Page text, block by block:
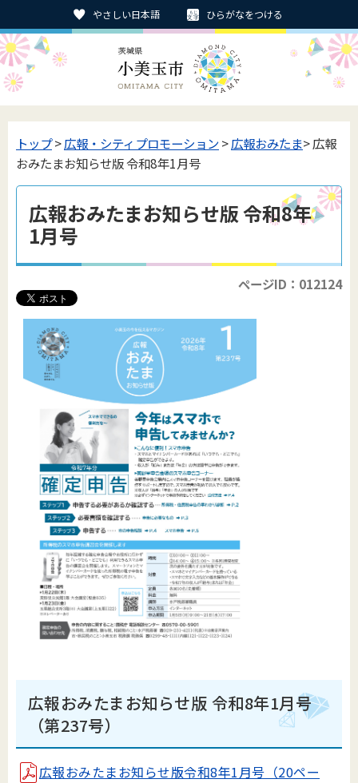
やさしい日本語 ひらがなをつける
トップ>広報・シティプロモーション>広報おみたま> 広報
おみたまお知らせ版 令和8年1月号
広報おみたまお知らせ版 令和8年
1月号
ページID：012124
広報おみたまお知らせ版 令和8年1月号
（第237号）
広報おみたまお知らせ版令和8年1月号（20ペー